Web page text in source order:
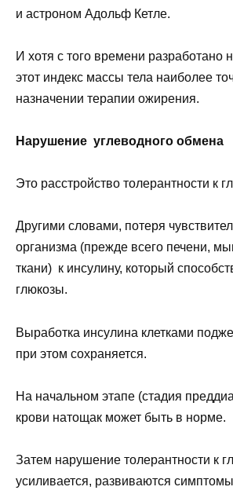
и астроном Адольф Кетле.
И хотя с того времени разработано
этот индекс массы тела наиболее
назначении терапии ожирения.
Нарушение углеводного обмена
Это расстройство толерантности к
Другими словами, потеря
организма (прежде всего печени,
ткани) к инсулину, который
глюкозы.
Выработка инсулина клетками
при этом сохраняется.
На начальном этапе (стадия
крови натощак может быть в норме.
Затем нарушение толерантности к
усиливается, развиваются